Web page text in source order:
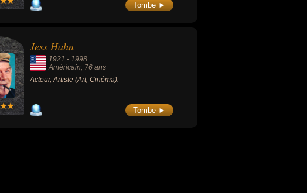
Tombe ►
Jess Hahn
1921 -1998
Américain, 76 ans
Acteur, Artiste (Art, Cinéma).
Tombe ►